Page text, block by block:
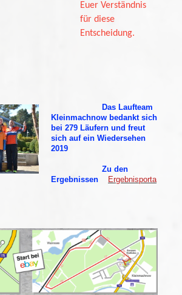
Euer Verständnis
für diese
Entscheidung.
Das Laufteam
Kleinmachnow bedankt sich
bei 279 Läufern und freut
sich auf ein Wiedersehen
2019
Zu den
Ergebnissen
Ergebnisporta